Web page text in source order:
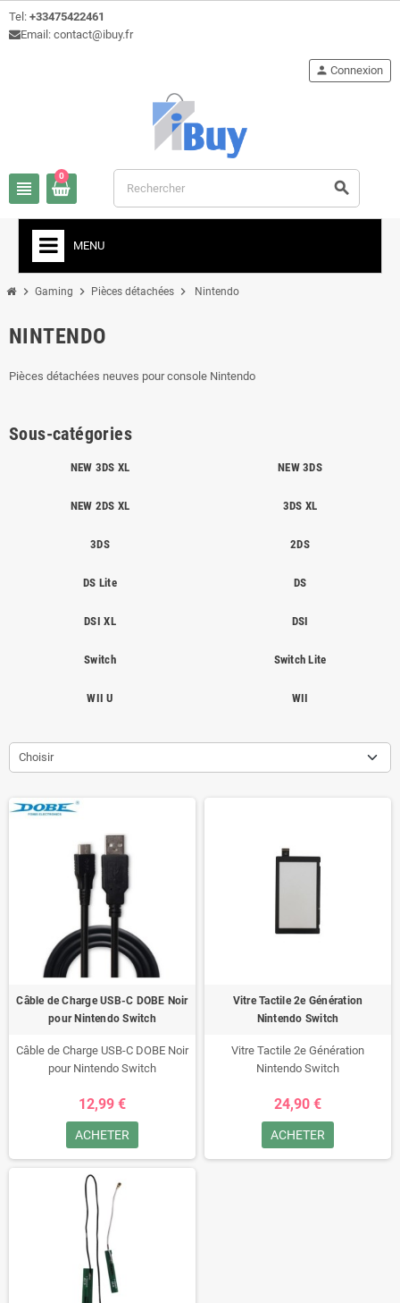
Tel: +33475422461
Email: contact@ibuy.fr
view_headline
person Connexion
0
search
MENU
chevron_right Gaming chevron_right Pièces détachées chevron_right Nintendo
NINTENDO
Pièces détachées neuves pour console Nintendo
Sous-catégories
NEW 3DS XL NEW 3DS
NEW 2DS XL 3DS XL
3DS 2DS
DS Lite DS
DSI XL DSI
Switch Switch Lite
WII U WII
Choisir
Câble de Charge USB-C DOBE Noir
pour Nintendo Switch
Câble de Charge USB-C DOBE Noir
pour Nintendo Switch
12,99 €
ACHETER
Vitre Tactile 2e Génération
Nintendo Switch
Vitre Tactile 2e Génération
Nintendo Switch
24,90 €
ACHETER